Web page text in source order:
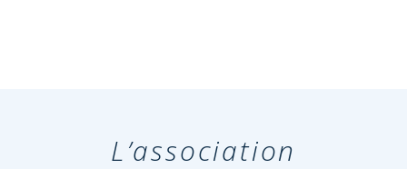
L’association